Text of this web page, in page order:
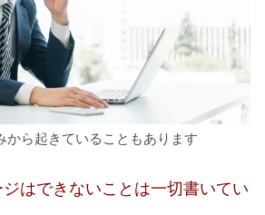
から起きていることもあります
はできないことは一切書いてい